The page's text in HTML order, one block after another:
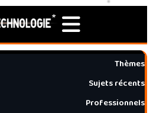
Thèmes
Sujets récents
Professionnels